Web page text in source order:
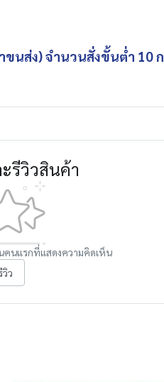
ขนส่ง) จำนวนสั่งขั้นต่ำ 10
รีวิวสินค้า
คนแรกที่แสดงความคิดเห็น
วิว